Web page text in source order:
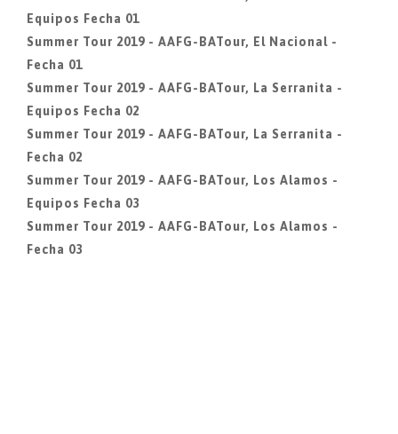
Equipos Fecha 01
Summer Tour 2019 - AAFG-BATour, El Nacional -
Fecha 01
Summer Tour 2019 - AAFG-BATour, La Serranita -
Equipos Fecha 02
Summer Tour 2019 - AAFG-BATour, La Serranita -
Fecha 02
Summer Tour 2019 - AAFG-BATour, Los Alamos -
Equipos Fecha 03
Summer Tour 2019 - AAFG-BATour, Los Alamos -
Fecha 03